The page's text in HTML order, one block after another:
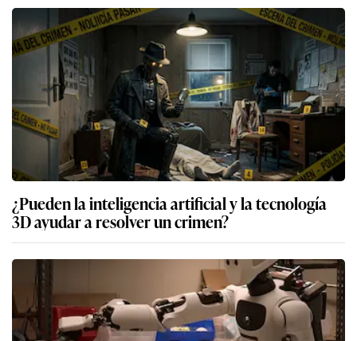
¿Pueden la inteligencia artificial y la tecnología
3D ayudar a resolver un crimen?